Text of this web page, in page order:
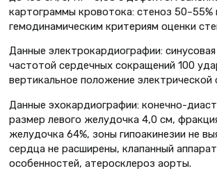
картограммы кровотока: стеноз 50–55%
гемодинамическим критериям оценки
Данные электрокардиографии:
частотой сердечных сокращений 100
вертикальное положение электрической
Данные эхокардиографии: конечно-
размер левого желудочка 4,0 см,
желудочка 64%, зоны гипоакинезии не
сердца не расширены, клапанный
особенностей, атеросклероз аорты.